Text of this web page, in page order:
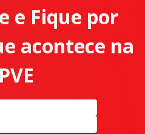
e Fique por
acontece na